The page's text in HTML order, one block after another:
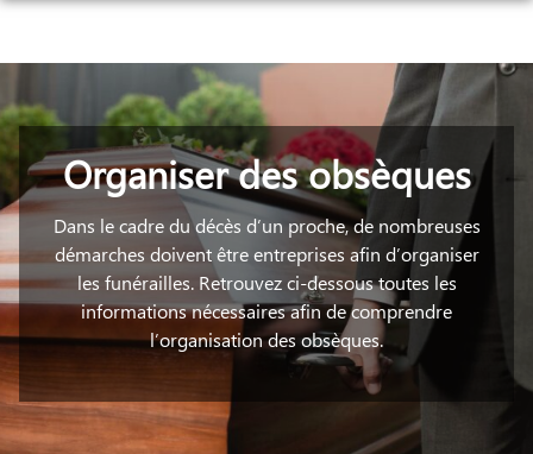
Aller
contenu
ORGANISER DES OBSÈQUES
PRÉVOIR SES OBSÈQUES
MONUMENTS FUNÉRAIRES
SERVICES AUX FAMILLES
NOTRE AGENCE
ESPACES HOMMAGES
Organiser des obsèques
Dans le cadre du décès d’un proche, de nombreuses
démarches doivent être entreprises afin d’organiser
les funérailles. Retrouvez ci-dessous toutes les
informations nécessaires afin de comprendre
l’organisation des obsèques.